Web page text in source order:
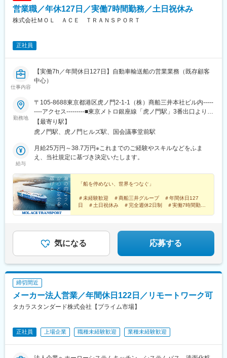
営業職／年休127日／実働7時間勤務／土日祝休み
株式会社ＭＯＬ ＡＣＥ ＴＲＡＮＳＰＯＲＴ
正社員
仕事内容
【実働7h／年間休日127日】自動車輸送船の営業業務（既存顧客
中心）
勤務地
〒105-8688東京都港区虎ノ門2-1-1（株）商船三井本社ビル内-----
----アクセス---------■東京メトロ銀座線「虎ノ門駅」3番出口より徒
歩2分■日比谷線「虎ノ門ヒルズ駅」A2番出口より徒歩6分■地下鉄
南北線「溜池山王駅」9番出口より徒歩10分■丸の内・千代田線
【最寄り駅】
虎ノ門駅、虎ノ門ヒルズ駅、国会議事堂前駅
給与
月給25万円～38.7万円※これまでのご経験やスキルなどをふま
え、当社規定に基づき決定いたします。
「船を停めない、世界をつなぐ」
＃未経験歓迎 ＃商船三井グループ ＃年間休日127
日 ＃土日祝休み ＃完全週休2日制 ＃実働7時間勤
気になる 応募する
締切間近
メーカー法人営業／年間休日122日／リモートワーク可
タカラスタンダード株式会社【プライム市場】
正社員 上場企業 職種未経験歓迎 業種未経験歓迎